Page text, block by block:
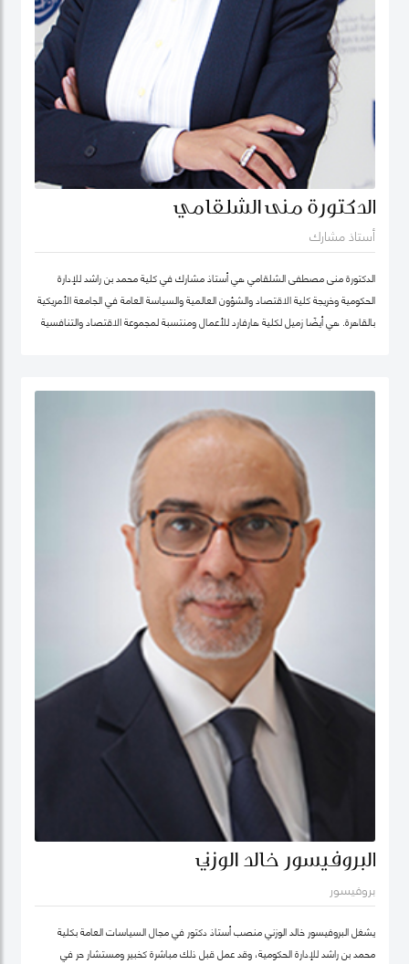
الدكتورة منى الشلقامي
أستاذ مشارك
الدكتورة منى مصطفى الشلقامي هي أستاذ مشارك في كلية محمد بن راشد للإدارة
الحكومية وخريجة كلية الاقتصاد والشؤون العالمية والسياسة العامة في الجامعة الأمريكية
بالقاهرة. هي أيضًا زميل لكلية هارفارد للأعمال ومنتسبة لمجموعة الاقتصاد والتنافسية
وصناديق الثروة السيادية. نشرت أعمالها البحثية في دوريات علمية دولية في مجال الإدارة
والعلوم التطبيقية، مجلة الأعمال والاقتصاد؛ وجامعة كامبريدج. الدكتورة منى حاليًا عضو
في شبكة الخبراء الإقليمية التابعة لمنظمة الأغذية والزراعة ورئيستها ايضا. حصلت على
درجة الدكتوراه. من كلية الاقتصاد والعلوم السياسية بجامعة القاهرة، وشهادتي الماجستير
والبكالوريوس في الاقتصاد من الجامعة الأمريكية بالقاهرة.
البروفيسور خالد الوزني
بروفيسور
يشغل البروفيسور خالد الوزني منصب أستاذ دكتور في مجال السياسات العامة بكلية
محمد بن راشد للإدارة الحكومية، وقد عمل قبل ذلك مباشرة كخبير ومستشار حر في